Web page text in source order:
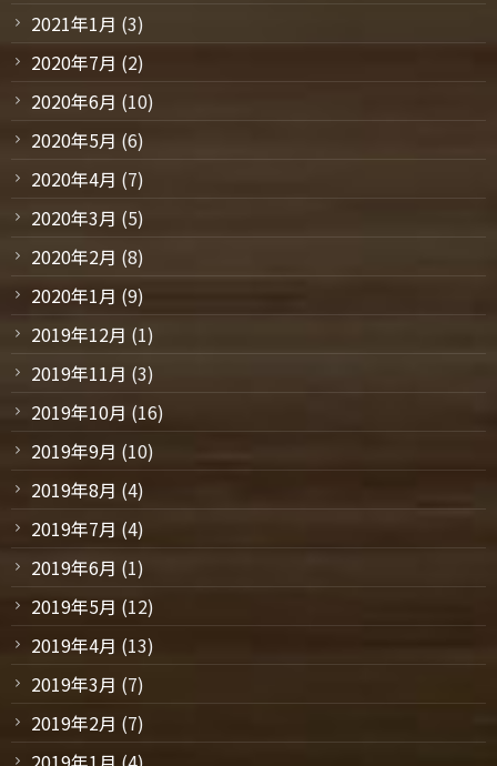
2021年1月 (3)
2020年7月 (2)
2020年6月 (10)
2020年5月 (6)
2020年4月 (7)
2020年3月 (5)
2020年2月 (8)
2020年1月 (9)
2019年12月 (1)
2019年11月 (3)
2019年10月 (16)
2019年9月 (10)
2019年8月 (4)
2019年7月 (4)
2019年6月 (1)
2019年5月 (12)
2019年4月 (13)
2019年3月 (7)
2019年2月 (7)